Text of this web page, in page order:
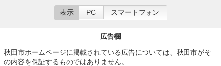
表示 PC スマートフォン
広告欄
秋田市ホームページに掲載されている広告については、秋田市がそ
の内容を保証するものではありません。